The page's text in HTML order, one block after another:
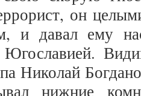
он
и давал ему
Николай
нижние